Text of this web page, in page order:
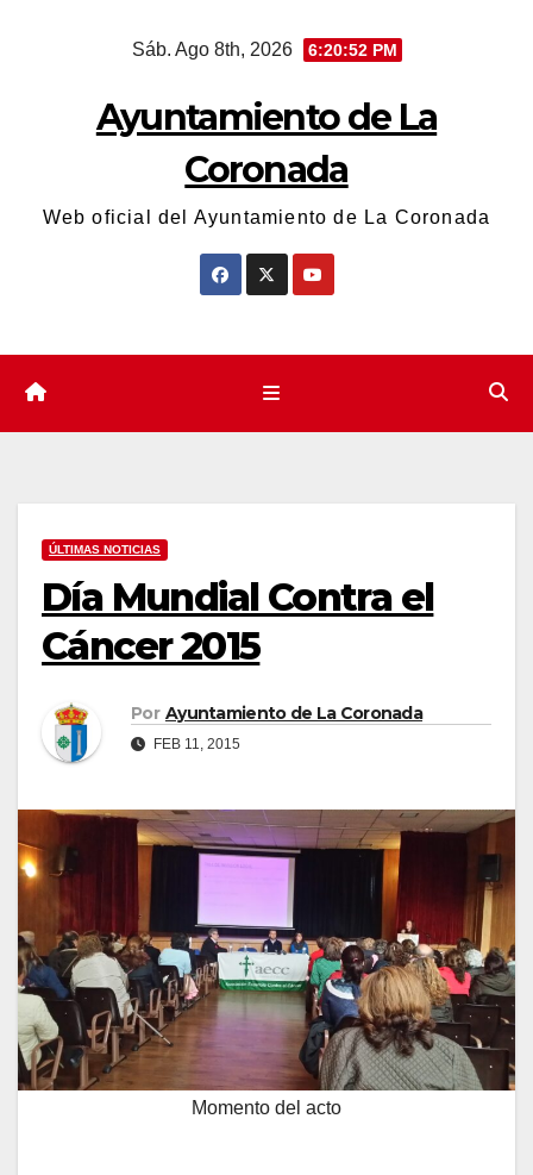
Sáb. Ago 8th, 2026 6:20:52 PM
Ayuntamiento de La
Coronada
Web oficial del Ayuntamiento de La Coronada
ÚLTIMAS NOTICIAS
Día Mundial Contra el
Cáncer 2015
Por Ayuntamiento de La Coronada
FEB 11, 2015
Momento del acto